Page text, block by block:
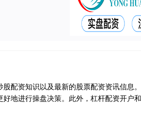
配资知识以及最新的股票配资资讯信息
地进行操盘决策。此外，杠杆配资开户